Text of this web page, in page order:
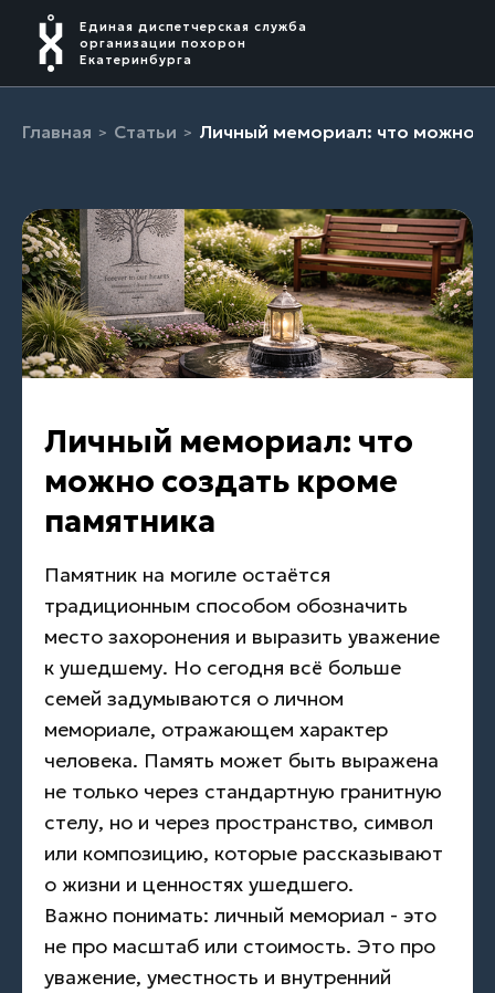
Единая диспетчерская служба
организации похорон
Екатеринбурга
Главная Статьи Личный мемориал: что можно
Личный мемориал: что
можно создать кроме
памятника
Памятник на могиле остаётся
традиционным способом обозначить
место захоронения и выразить уважение
к ушедшему. Но сегодня всё больше
семей задумываются о личном
мемориале, отражающем характер
человека. Память может быть выражена
не только через стандартную гранитную
стелу, но и через пространство, символ
или композицию, которые рассказывают
о жизни и ценностях ушедшего.
Важно понимать: личный мемориал - это
не про масштаб или стоимость. Это про
уважение, уместность и внутренний